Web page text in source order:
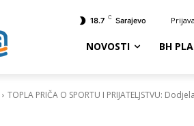
18.7 C Sarajevo
NOVOSTI BH
TOPLA PRIČA O SPORTU I PRIJATELJSTVU: